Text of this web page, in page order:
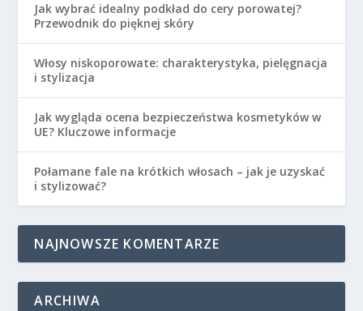
Jak wybrać idealny podkład do cery porowatej?
Przewodnik do pięknej skóry
Włosy niskoporowate: charakterystyka, pielęgnacja
i stylizacja
Jak wygląda ocena bezpieczeństwa kosmetyków w
UE? Kluczowe informacje
Połamane fale na krótkich włosach – jak je uzyskać
i stylizować?
NAJNOWSZE KOMENTARZE
ARCHIWA